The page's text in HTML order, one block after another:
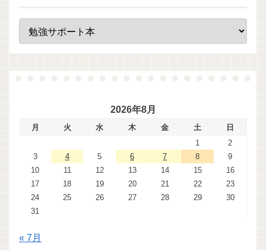
2026年8月
月 火 水 木 金 土
日
1
2
3
4 5 6 7 8
9
10
11 12 13 14 15
16
17
18 19 20 21 22
23
24
25 26 27 28 29
30
31
« 7月